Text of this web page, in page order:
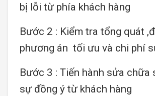
bị lỗi từ phía khách hàng
Bước 2 : Kiểm tra tổng quát
phương án tối ưu và chi phí
Bước 3 : Tiến hành sửa chữa
sự đồng ý từ khách hàng